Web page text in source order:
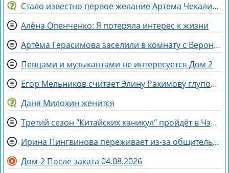
Стало известно первое желание Артема Чекалина при переводе в СИЗО
Алёна Опенченко: Я потеряла интерес к жизни
Артёма Герасимова заселили в комнату с Вероникой Строгановой
Певцами и музыкантами не интересуется Дом 2
Егор Мельников считает Элину Рахимову глупой и профдеформированной
Даня Милохин женится
Третий сезон "Китайских каникул" пройдёт в Чэнду - самом счастливом городе Китая
Ирина Пингвинова переживает из-за общительности дочки Миланы
Дом-2 После заката 04.08.2026